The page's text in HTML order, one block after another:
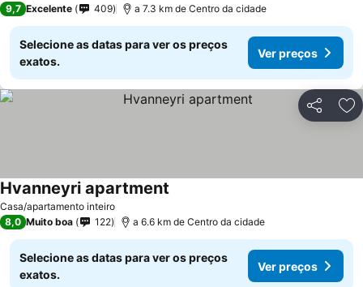
9,7 Excelente 409 a 7.3 km de Centro da cidade
Selecione as datas para ver os preços
exatos.
Ver preços
Partilhar
Casa/apartamento inteiro
Hvanneyri apartment
8,0 Muito boa 122 a 6.6 km de Centro da cidade
Selecione as datas para ver os preços
exatos.
Ver preços